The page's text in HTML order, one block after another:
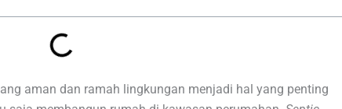
aman dan ramah lingkungan menjadi hal yang penting